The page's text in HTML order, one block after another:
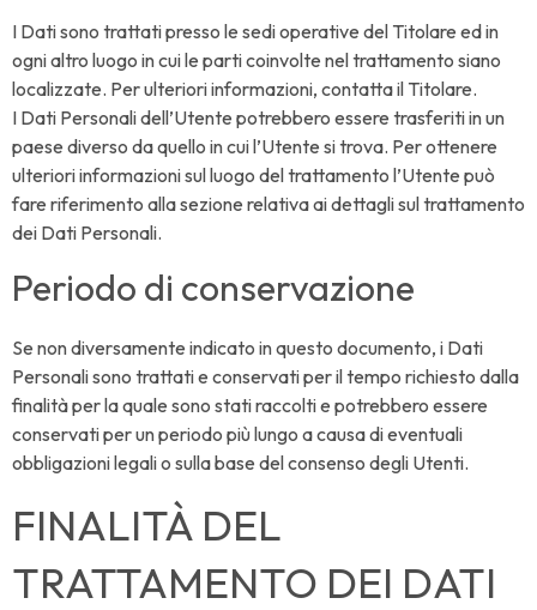
I Dati sono trattati presso le sedi operative del Titolare ed in
ogni altro luogo in cui le parti coinvolte nel trattamento siano
localizzate. Per ulteriori informazioni, contatta il Titolare.
I Dati Personali dell’Utente potrebbero essere trasferiti in un
paese diverso da quello in cui l’Utente si trova. Per ottenere
ulteriori informazioni sul luogo del trattamento l’Utente può
fare riferimento alla sezione relativa ai dettagli sul trattamento
dei Dati Personali.
Periodo di conservazione
Se non diversamente indicato in questo documento, i Dati
Personali sono trattati e conservati per il tempo richiesto dalla
finalità per la quale sono stati raccolti e potrebbero essere
conservati per un periodo più lungo a causa di eventuali
obbligazioni legali o sulla base del consenso degli Utenti.
FINALITÀ DEL
TRATTAMENTO DEI DATI